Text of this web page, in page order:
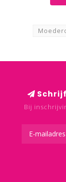
Schrijf
Bij